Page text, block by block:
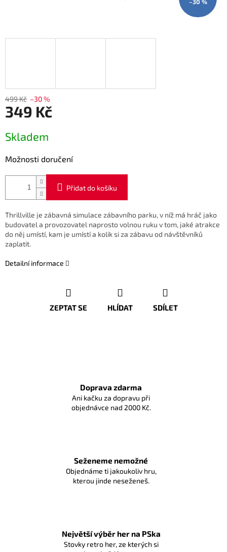
–30 %
499 Kč –30 %
349 Kč
cena:
Skladem
Možnosti doručení
Přidat do košíku
Thrillville je zábavná simulace zábavního parku, v níž má hráč jako
budovatel a provozovatel naprosto volnou ruku v tom, jaké atrakce
do něj umístí, kam je umístí a kolik si za zábavu od návštěvníků
zaplatit.
Detailní informace
ZEPTAT SE HLÍDAT SDÍLET
Doprava zdarma
Ani kačku za dopravu při
objednávce nad 2000 Kč.
Seženeme nemožné
Objednáme ti jakoukoliv hru,
kterou jinde neseženeš.
Největší výběr her na PSka
Stovky retro her, ze kterých si